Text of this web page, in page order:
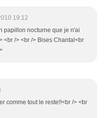
19:12
papillon nocturne que je n'ai
<br /> <br /> Bises Chantal<br
comme tout le reste!!<br /> <br